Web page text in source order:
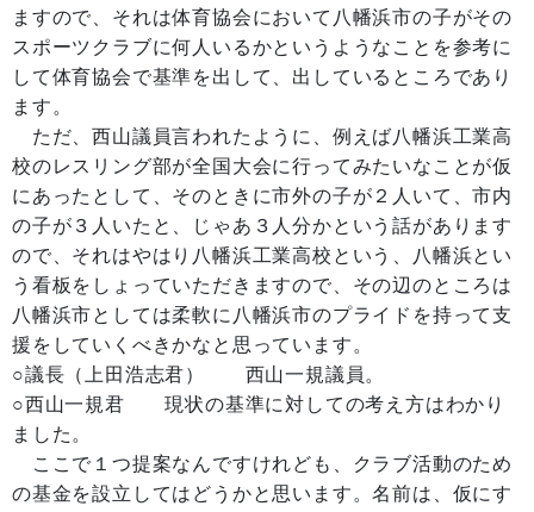
ますので、それは体育協会において八幡浜市の子がその
スポーツクラブに何人いるかというようなことを参考に
して体育協会で基準を出して、出しているところであり
ます。
ただ、西山議員言われたように、例えば八幡浜工業高
校のレスリング部が全国大会に行ってみたいなことが仮
にあったとして、そのときに市外の子が２人いて、市内
の子が３人いたと、じゃあ３人分かという話があります
ので、それはやはり八幡浜工業高校という、八幡浜とい
う看板をしょっていただきますので、その辺のところは
八幡浜市としては柔軟に八幡浜市のプライドを持って支
援をしていくべきかなと思っています。
○議長（上田浩志君） 西山一規議員。
○西山一規君 現状の基準に対しての考え方はわかり
ました。
ここで１つ提案なんですけれども、クラブ活動のため
の基金を設立してはどうかと思います。名前は、仮にす